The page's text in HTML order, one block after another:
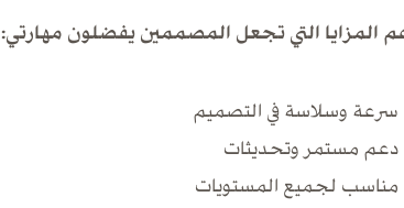
المزايا التي تجعل المصممين يفضلون مهارتي:
سرعة وسلاسة في التصميم
دعم مستمر وتحديثات
مناسب لجميع المستويات